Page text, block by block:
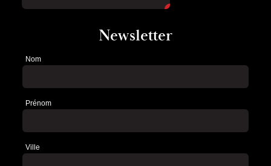
Newsletter
Newsletter
Nom
Prénom
Ville